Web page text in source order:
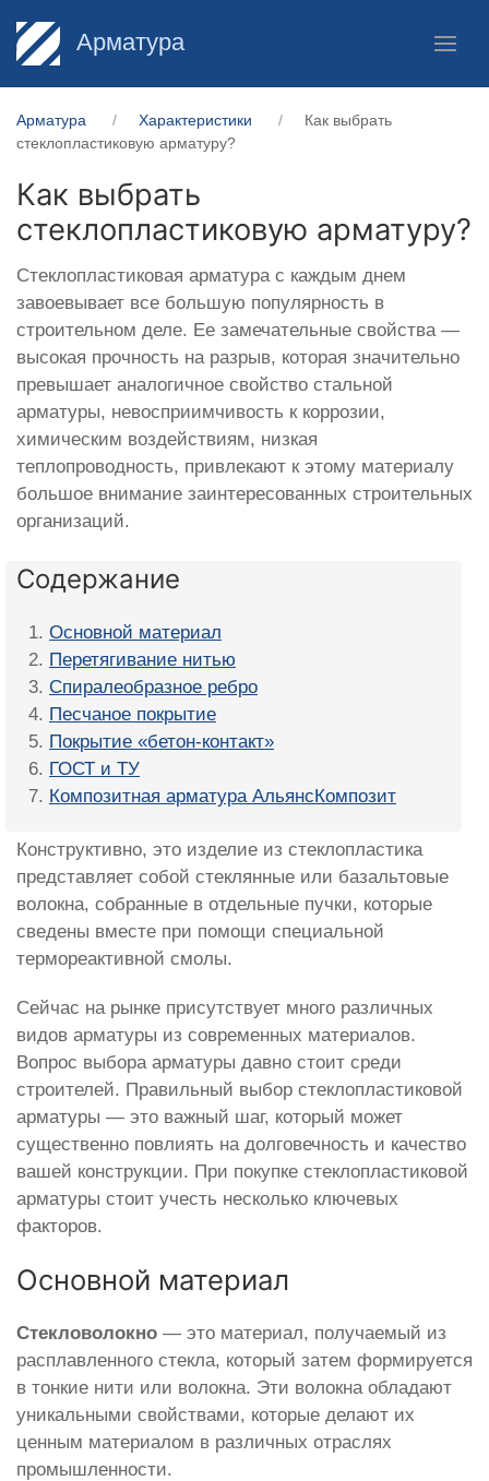
Арматура
Арматура Характеристики
Как выбрать
стеклопластиковую арматуру?
Как выбрать
стеклопластиковую арматуру?
Стеклопластиковая арматура с каждым днем
завоевывает все большую популярность в
строительном деле. Ее замечательные свойства —
высокая прочность на разрыв, которая значительно
превышает аналогичное свойство стальной
арматуры, невосприимчивость к коррозии,
химическим воздействиям, низкая
теплопроводность, привлекают к этому материалу
большое внимание заинтересованных строительных
организаций.
Содержание
Основной материал
Перетягивание нитью
Спиралеобразное ребро
Песчаное покрытие
Покрытие «бетон-контакт»
ГОСТ и ТУ
Композитная арматура АльянсКомпозит
Конструктивно, это изделие из стеклопластика
представляет собой стеклянные или базальтовые
волокна, собранные в отдельные пучки, которые
сведены вместе при помощи специальной
термореактивной смолы.
Сейчас на рынке присутствует много различных
видов арматуры из современных материалов.
Вопрос выбора арматуры давно стоит среди
строителей. Правильный выбор стеклопластиковой
арматуры — это важный шаг, который может
существенно повлиять на долговечность и качество
вашей конструкции. При покупке стеклопластиковой
арматуры стоит учесть несколько ключевых
факторов.
Основной материал
Стекловолокно — это материал, получаемый из
расплавленного стекла, который затем формируется
в тонкие нити или волокна. Эти волокна обладают
уникальными свойствами, которые делают их
ценным материалом в различных отраслях
промышленности.